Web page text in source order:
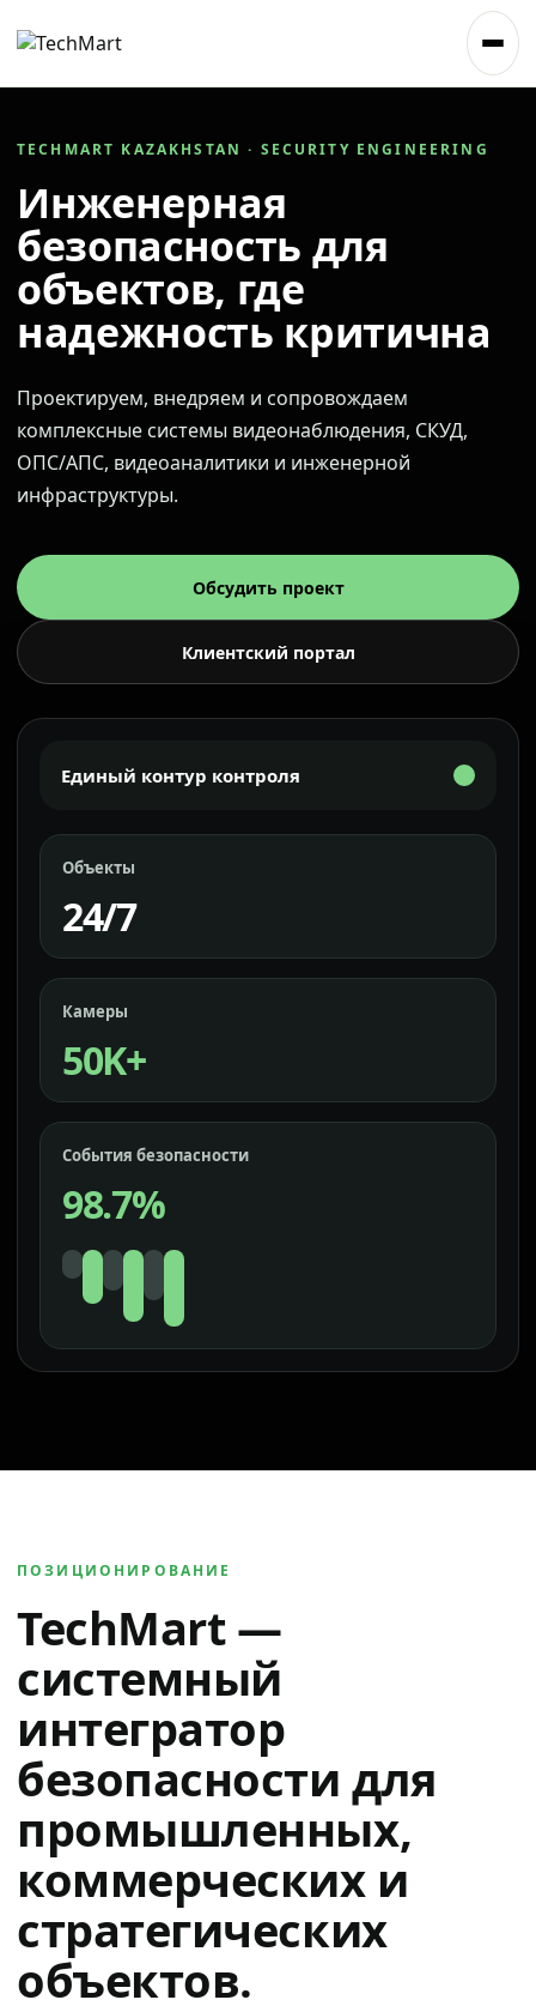
TECHMART KAZAKHSTAN · SECURITY ENGINEERING
Инженерная
безопасность для
объектов, где
надежность критична
Проектируем, внедряем и сопровождаем
комплексные системы видеонаблюдения, СКУД,
ОПС/АПС, видеоаналитики и инженерной
инфраструктуры.
Обсудить проект
Клиентский портал
Единый контур контроля
Объекты
24/7
Камеры
50K+
События безопасности
98.7%
ПОЗИЦИОНИРОВАНИЕ
TechMart —
системный
интегратор
безопасности для
промышленных,
коммерческих и
стратегических
объектов.